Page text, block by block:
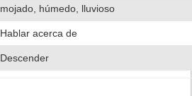
mojado, húmedo, lluvioso
Hablar acerca de
Descender